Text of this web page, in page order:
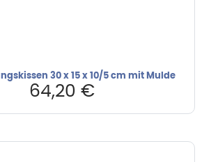
30 x 15 x 10/5 cm mit Mulde
64,20 €